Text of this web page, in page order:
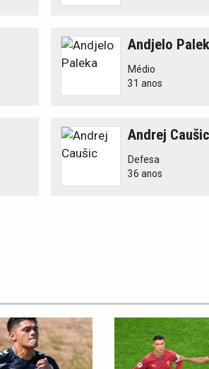
Andjelo
Médio
31 anos
Andrej Caušic
Defesa
36 anos